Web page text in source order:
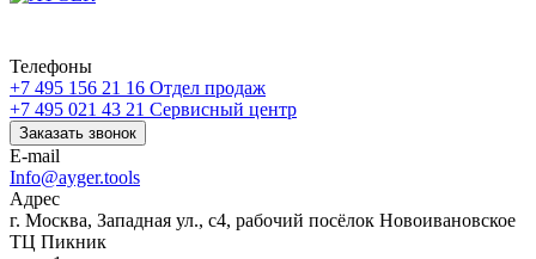
Телефоны
+7 495 156 21 16 Отдел продаж
+7 495 021 43 21 Cервисный центр
Заказать звонок
E-mail
Info@ayger.tools
Адрес
г. Москва, Западная ул., с4, рабочий посёлок Новоивановское
ТЦ Пикник